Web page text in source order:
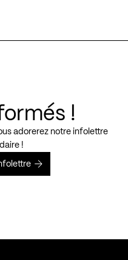
!
adorerez notre infolettre
!